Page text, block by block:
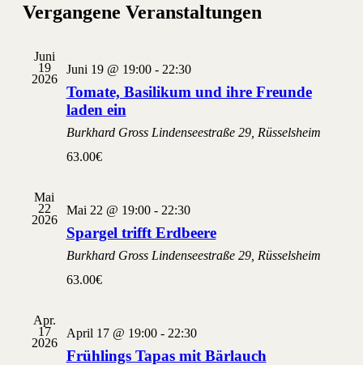
Vergangene Veranstaltungen
Juni
19
2026
Juni 19 @ 19:00- 22:30
Tomate, Basilikum und ihre Freunde
laden ein
Burkhard Gross Lindenseestraße 29, Rüsselsheim
63.00€
Mai
22
2026
Mai 22 @ 19:00- 22:30
Spargel trifft Erdbeere
Burkhard Gross Lindenseestraße 29, Rüsselsheim
63.00€
Apr.
17
2026
April 17 @ 19:00- 22:30
Frühlings Tapas mit Bärlauch